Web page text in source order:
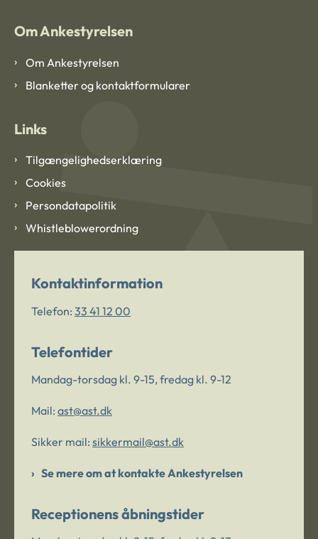
Om Ankestyrelsen
Om Ankestyrelsen
Blanketter og kontaktformularer
Links
Tilgængelighedserklæring
Cookies
Persondatapolitik
Whistleblowerordning
Kontaktinformation
Telefon: 33 41 12 00
Telefontider
Mandag-torsdag kl. 9-15, fredag kl. 9-12
Mail: ast@ast.dk
Sikker mail: sikkermail@ast.dk
Se mere om at kontakte Ankestyrelsen
Receptionens åbningstider